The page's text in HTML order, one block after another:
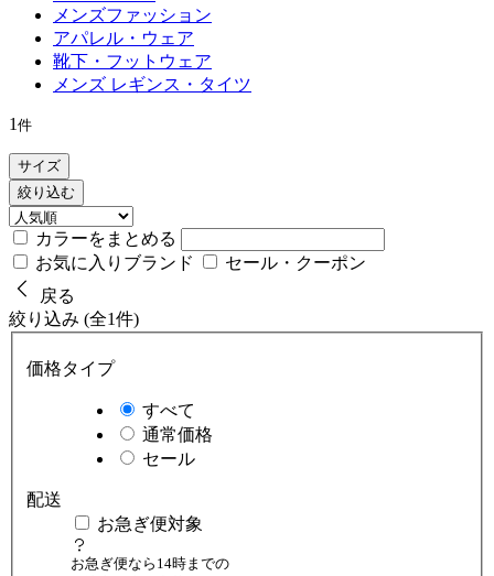
メンズファッション
アパレル・ウェア
靴下・フットウェア
メンズ レギンス・タイツ
1 件
サイズ
絞り込む
カラーをまとめる
お気に入りブランド
セール・クーポン
戻る
絞り込み (全1件)
価格タイプ
すべて
通常価格
セール
配送
お急ぎ便対象
お急ぎ便なら14時までの